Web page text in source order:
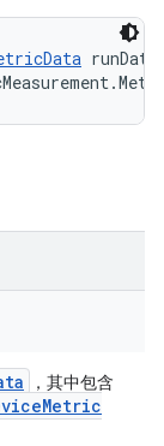
，其中包含
Metric